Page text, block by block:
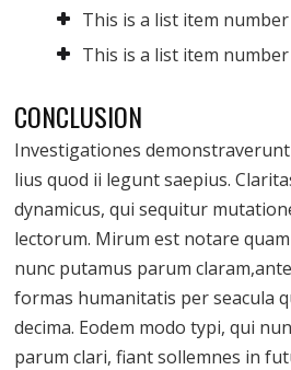
This is a list item number
This is a list item
CONCLUSION
Investigationes demonstraverunt
lius quod ii legunt saepius.
dynamicus, qui sequitur
lectorum. Mirum est notare
nunc putamus parum
formas humanitatis per seacula
decima. Eodem modo typi, qui
parum clari, fiant sollemnes in